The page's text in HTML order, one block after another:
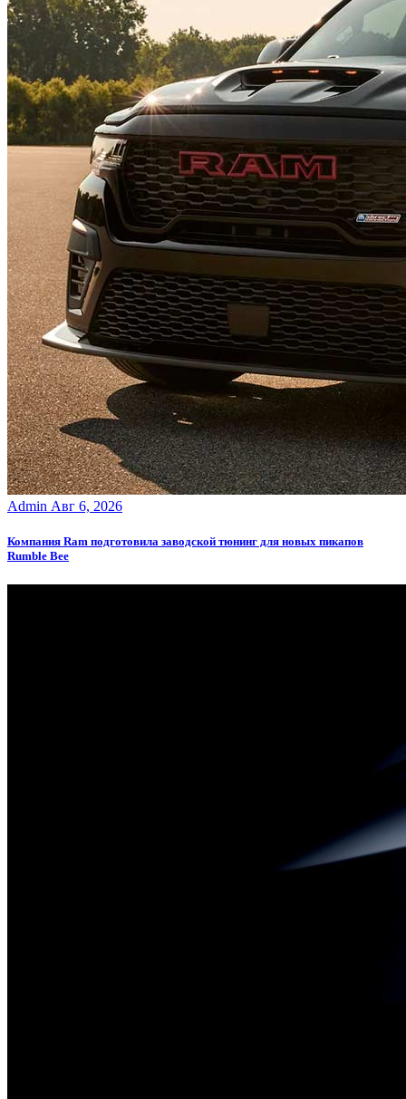
Admin Авг 6, 2026
Компания Ram подготовила заводской тюнинг для новых пикапов
Rumble Bee